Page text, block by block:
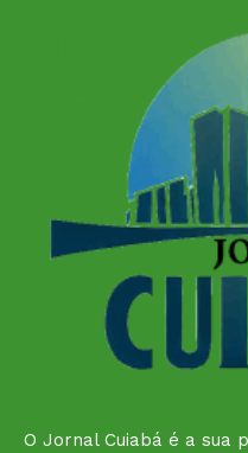
O Jornal Cuiabá é a sua